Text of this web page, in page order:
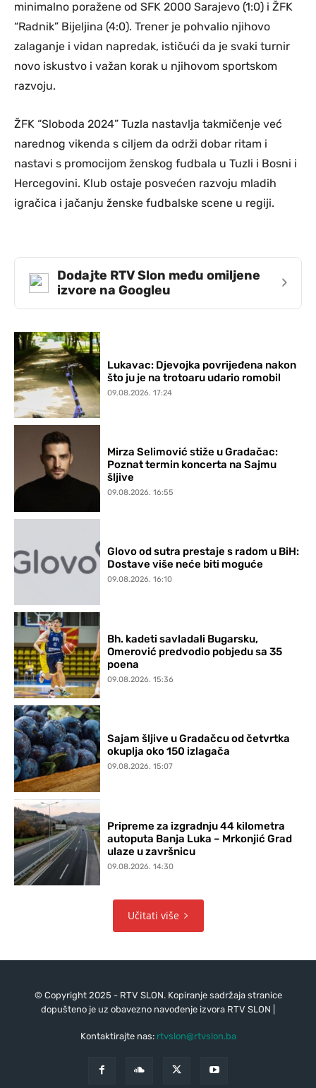
minimalno poražene od SFK 2000 Sarajevo (1:0) i ŽFK
“Radnik” Bijeljina (4:0). Trener je pohvalio njihovo
zalaganje i vidan napredak, ističući da je svaki turnir
novo iskustvo i važan korak u njihovom sportskom
razvoju.
ŽFK “Sloboda 2024” Tuzla nastavlja takmičenje već
narednog vikenda s ciljem da održi dobar ritam i
nastavi s promocijom ženskog fudbala u Tuzli i Bosni i
Hercegovini. Klub ostaje posvećen razvoju mladih
igračica i jačanju ženske fudbalske scene u regiji.
Dodajte RTV Slon među omiljene
izvore na Googleu
›
Lukavac: Djevojka povrijeđena nakon
što ju je na trotoaru udario romobil
09.08.2026. 17:24
Mirza Selimović stiže u Gradačac:
Poznat termin koncerta na Sajmu
šljive
09.08.2026. 16:55
Glovo od sutra prestaje s radom u BiH:
Dostave više neće biti moguće
09.08.2026. 16:10
Bh. kadeti savladali Bugarsku,
Omerović predvodio pobjedu sa 35
poena
09.08.2026. 15:36
Sajam šljive u Gradačcu od četvrtka
okuplja oko 150 izlagača
09.08.2026. 15:07
Pripreme za izgradnju 44 kilometra
autoputa Banja Luka – Mrkonjić Grad
ulaze u završnicu
09.08.2026. 14:30
Učitati više
© Copyright 2025 - RTV SLON. Kopiranje sadržaja stranice
dopušteno je uz obavezno navođenje izvora RTV SLON |
Kontaktirajte nas: rtvslon@rtvslon.ba